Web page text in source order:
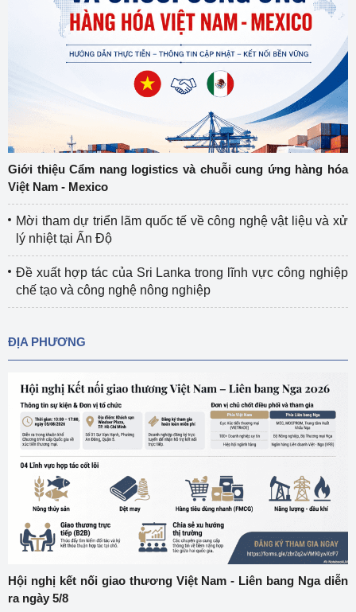
Giới thiệu Cẩm nang logistics và chuỗi cung ứng hàng hóa
Việt Nam - Mexico
Mời tham dự triển lãm quốc tế về công nghệ vật liệu và xử
lý nhiệt tại Ấn Độ
Đề xuất hợp tác của Sri Lanka trong lĩnh vực công nghiệp
chế tạo và công nghệ nông nghiệp
ĐỊA PHƯƠNG
Hội nghị kết nối giao thương Việt Nam - Liên bang Nga diễn
ra ngày 5/8